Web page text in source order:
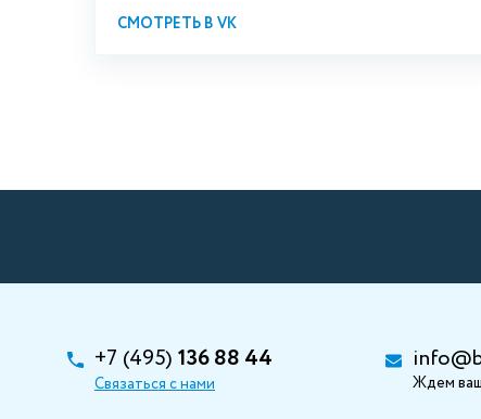
СМОТРЕТЬ В VK
+7 (495) 136 88 44
Связаться с нами Ждем